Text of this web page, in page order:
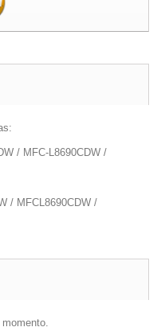
/ MFC-L8690CDW /
/ MFCL8690CDW /